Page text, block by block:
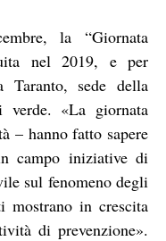
la “Giornata
nel 2019, e per
Taranto, sede della
verde. «La giornata
– hanno fatto sapere
campo iniziative di
sul fenomeno degli
mostrano in crescita
di prevenzione».